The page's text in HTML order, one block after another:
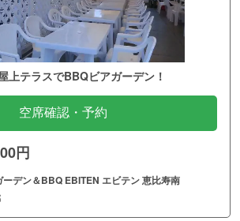
上テラスでBBQビアガーデン！
空席確認・予約
円
デン＆BBQ EBITEN エビテン 恵比寿南